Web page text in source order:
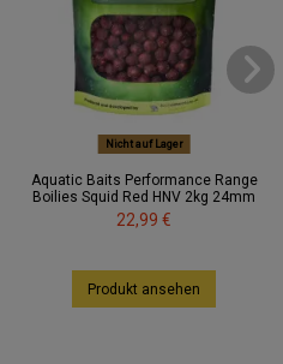
Nicht auf Lager
Aquatic Baits Performance Range
Boilies Squid Red HNV 2kg 24mm
22,99 €
Produkt ansehen